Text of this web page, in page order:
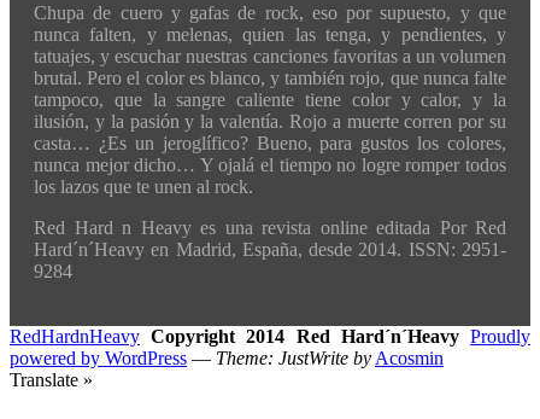
Chupa de cuero y gafas de rock, eso por supuesto, y que
nunca falten, y melenas, quien las tenga, y pendientes, y
tatuajes, y escuchar nuestras canciones favoritas a un volumen
brutal. Pero el color es blanco, y también rojo, que nunca falte
tampoco, que la sangre caliente tiene color y calor, y la
ilusión, y la pasión y la valentía. Rojo a muerte corren por su
casta… ¿Es un jeroglífico? Bueno, para gustos los colores,
nunca mejor dicho… Y ojalá el tiempo no logre romper todos
los lazos que te unen al rock.
Red Hard n Heavy es una revista online editada Por Red
Hard´n´Heavy en Madrid, España, desde 2014. ISSN: 2951-
9284
RedHardnHeavy Copyright 2014 Red Hard´n´Heavy Proudly
powered by WordPress — Theme: JustWrite by Acosmin
Translate »